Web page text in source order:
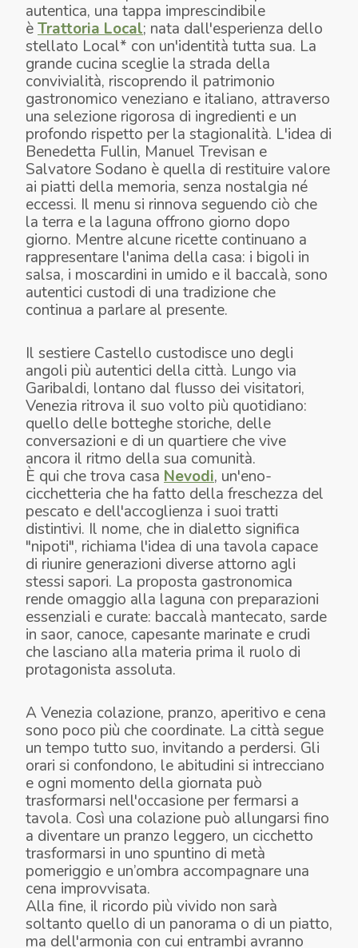
autentica, una tappa imprescindibile
èTrattoria Local; nata dall'esperienza dello
stellato Local* con un'identità tutta sua. La
grande cucina sceglie la strada della
convivialità, riscoprendo il patrimonio
gastronomico veneziano e italiano, attraverso
una selezione rigorosa di ingredienti e un
profondo rispetto per la stagionalità. L'idea di
Benedetta Fullin, Manuel Trevisan e
Salvatore Sodano è quella di restituire valore
ai piatti della memoria, senza nostalgia né
eccessi. Il menu si rinnova seguendo ciò che
la terra e la laguna offrono giorno dopo
giorno. Mentre alcune ricette continuano a
rappresentare l'anima della casa: i bigoli in
salsa, i moscardini in umido e il baccalà, sono
autentici custodi di una tradizione che
continua a parlare al presente.
Il sestiere Castello custodisce uno degli
angoli più autentici della città. Lungo via
Garibaldi, lontano dal flusso dei visitatori,
Venezia ritrova il suo volto più quotidiano:
quello delle botteghe storiche, delle
conversazioni e di un quartiere che vive
ancora il ritmo della sua comunità.
È qui che trova casa Nevodi, un'eno-
cicchetteria che ha fatto della freschezza del
pescato e dell'accoglienza i suoi tratti
distintivi. Il nome, che in dialetto significa
"nipoti", richiama l'idea di una tavola capace
di riunire generazioni diverse attorno agli
stessi sapori. La proposta gastronomica
rende omaggio alla laguna con preparazioni
essenziali e curate: baccalà mantecato, sarde
in saor, canoce, capesante marinate e crudi
che lasciano alla materia prima il ruolo di
protagonista assoluta.
A Venezia colazione, pranzo, aperitivo e cena
sono poco più che coordinate. La città segue
un tempo tutto suo, invitando a perdersi. Gli
orari si confondono, le abitudini si intrecciano
e ogni momento della giornata può
trasformarsi nell'occasione per fermarsi a
tavola. Così una colazione può allungarsi fino
a diventare un pranzo leggero, un cicchetto
trasformarsi in uno spuntino di metà
pomeriggio e un’ombra accompagnare una
cena improvvisata.
Alla fine, il ricordo più vivido non sarà
soltanto quello di un panorama o di un piatto,
ma dell'armonia con cui entrambi avranno